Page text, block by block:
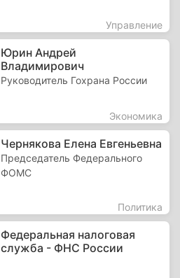
Управление
Юрин Андрей
Владимирович
Руководитель Гохрана России
Экономика
Чернякова Елена Евгеньевна
Председатель Федерального
ФОМС
Политика
Федеральная налоговая
служба - ФНС России